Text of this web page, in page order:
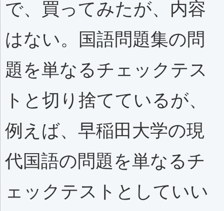
で、買ってみたが、内容
はない。国語問題集の問
題を単なるチェックテス
トと切り捨てているが、
例えば、早稲田大学の現
代国語の問題を単なるチ
ェックテストとしていい